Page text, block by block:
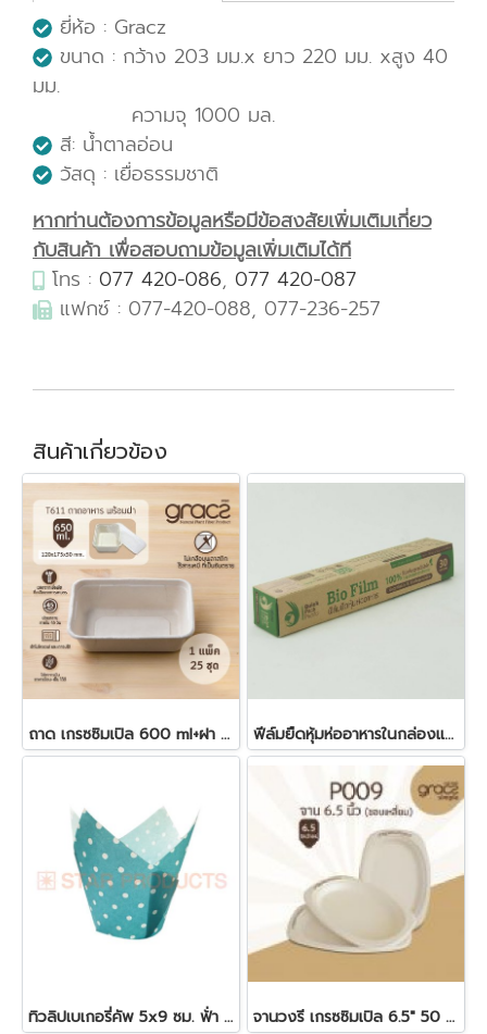
ยี่ห้อ : Gracz
ขนาด : กว้าง 203 มม.x ยาว 220 มม. xสูง 40
มม.
ความจุ 1000 มล.
สี: น้ำตาลอ่อน
วัสดุ : เยื่อธรรมชาติ
หากท่านต้องการข้อมูลหรือมีข้อสงสัยเพิ่มเติมเกี่ยว
กับสินค้า เพื่อสอบถามข้อมูลเพิ่มเติมได้ที
โทร : 077 420-086, 077 420-087
แฟกซ์ : 077-420-088, 077-236-257
สินค้าเกี่ยวข้อง
ถาด เกรซซิมเปิล 600 ml+ฝา antifog 25 ชิ้น/แพ็ค ฟีล์มยืดหุ้มห่ออาหารในกล่องแบบย่อย 30 ซม. x 30 ม. x 10 ไมครอน
ทิวลิปเบเกอรี่คัพ 5x9 ซม. ฟ้่า 25 ชิ้น จานวงรี เกรซซิมเปิล 6.5" 50 ชิ้น/แพ็ค P009